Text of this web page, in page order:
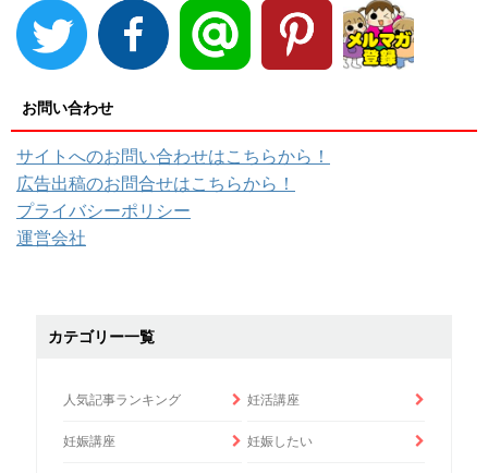
お問い合わせ
サイトへのお問い合わせはこちらから！
広告出稿のお問合せはこちらから！
プライバシーポリシー
運営会社
カテゴリー一覧
人気記事ランキング 妊活講座
妊娠講座 妊娠したい